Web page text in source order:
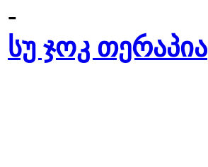
-
სუ ჯოკ თერაპია